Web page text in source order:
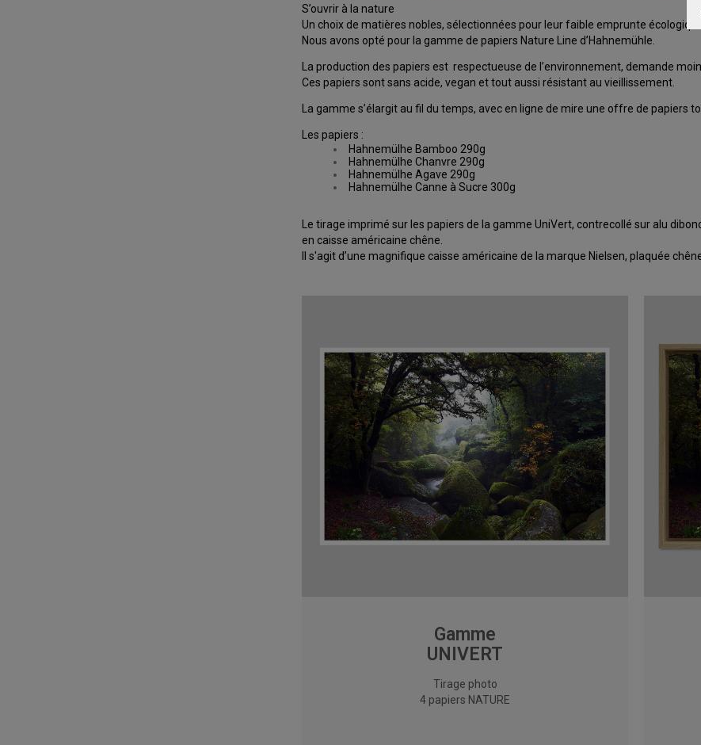
S’ouvrir à la nature
Un choix de matières nobles, sélectionnées pour leur faible emprunte écologique.
Nous avons opté pour la gamme de papiers Nature Line d’Hahnemühle.
La production des papiers est respectueuse de l’environnement, demande
Ces papiers sont sans acide, vegan et tout aussi résistant au vieillissement.
La gamme s’élargit au fil du temps, avec en ligne de mire une offre de papiers
Les papiers :
Hahnemülhe Bamboo 290g
Hahnemülhe Chanvre 290g
Hahnemülhe Agave 290g
Hahnemülhe Canne à Sucre 300g
Le tirage imprimé sur les papiers de la gamme UniVert, contrecollé sur alu
en caisse américaine chêne.
Il s'agit d’une magnifique caisse américaine de la marque Nielsen, plaquée
Gamme
UNIVERT
Tirage photo
4 papiers NATURE